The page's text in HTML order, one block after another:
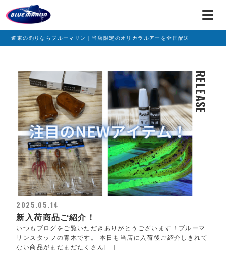
道東の釣りならブルーマリン｜当店限定のオリカラルアーを全国配送
RELEASE
2025.05.14
新入荷商品ご紹介！
いつもブログをご覧いただきありがとうございます！ブルーマ
リンスタッフの青木です。 本日も当店に入荷後ご紹介しきれて
ない商品がまだまだたくさん[...]